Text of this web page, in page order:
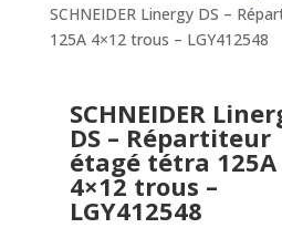
SCHNEIDER Linergy DS –
125A 4×12 trous – LGY412548
SCHNEIDER
DS – Répartiteur
étagé tétra 125A
4×12 trous –
LGY412548